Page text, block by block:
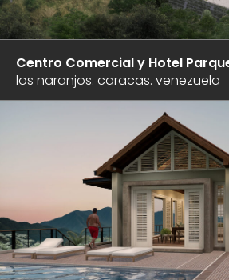
Centro Comercial y Hotel
los naranjos. caracas. venezuela